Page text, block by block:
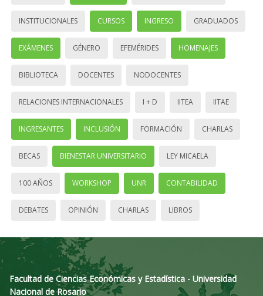
INSTITUCIONALES CURSOS INGRESO GRADUADOS
EXÁMENES GÉNERO EFEMÉRIDES HOMENAJES
BIBLIOTECA DOCENTES NODOCENTES
RELACIONES INTERNACIONALES I + D IITEA IITAE
INGRESANTES INCLUSIÓN FORMACIÓN CHARLAS
BECAS BIENESTAR UNIVERSITARIO LEY MICAELA
100 AÑOS WORKSHOP UNR CONTABILIDAD
DEBATES OPINIÓN CHARLAS LIBROS
Facultad de Ciencias Económicas y Estadística - Universidad
Nacional de Rosario